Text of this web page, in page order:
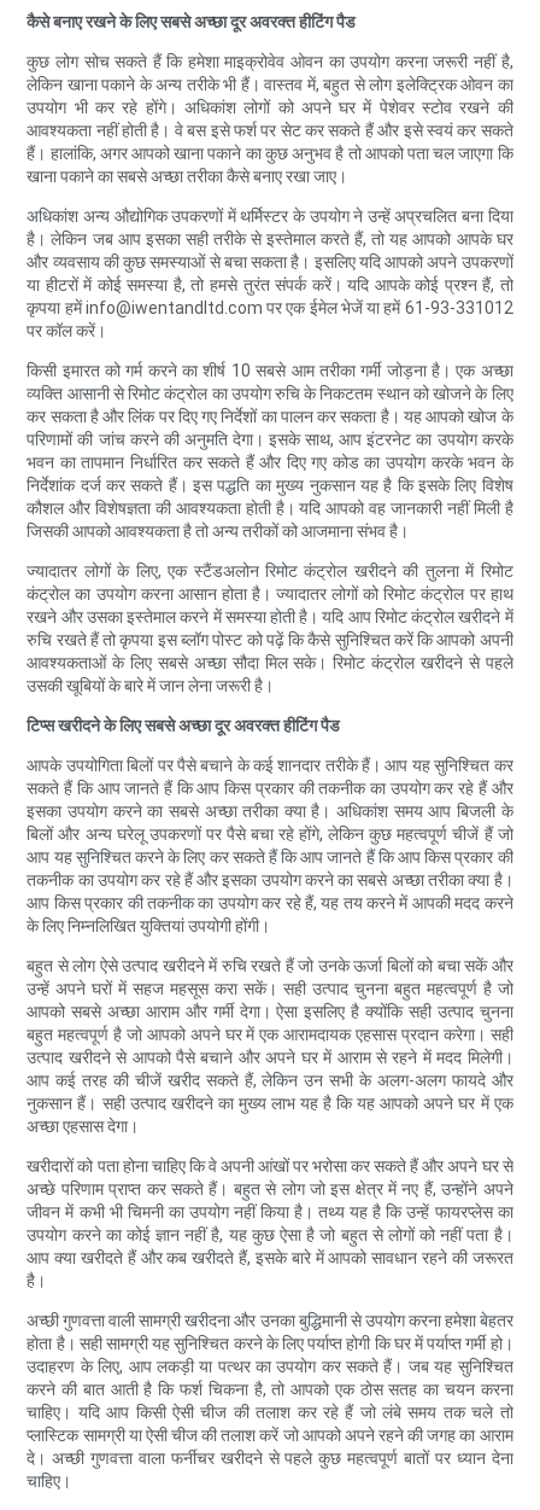
कैसे बनाए रखने के लिए सबसे अच्छा दूर अवरक्त हीटिंग पैड
कुछ लोग सोच सकते हैं कि हमेशा माइक्रोवेव ओवन का उपयोग करना जरूरी नहीं है,
लेकिन खाना पकाने के अन्य तरीके भी हैं। वास्तव में, बहुत से लोग इलेक्ट्रिक ओवन का
उपयोग भी कर रहे होंगे। अधिकांश लोगों को अपने घर में पेशेवर स्टोव रखने की
आवश्यकता नहीं होती है। वे बस इसे फर्श पर सेट कर सकते हैं और इसे स्वयं कर सकते
हैं। हालांकि, अगर आपको खाना पकाने का कुछ अनुभव है तो आपको पता चल जाएगा कि
खाना पकाने का सबसे अच्छा तरीका कैसे बनाए रखा जाए।
अधिकांश अन्य औद्योगिक उपकरणों में थर्मिस्टर के उपयोग ने उन्हें अप्रचलित बना दिया
है। लेकिन जब आप इसका सही तरीके से इस्तेमाल करते हैं, तो यह आपको आपके घर
और व्यवसाय की कुछ समस्याओं से बचा सकता है। इसलिए यदि आपको अपने उपकरणों
या हीटरों में कोई समस्या है, तो हमसे तुरंत संपर्क करें। यदि आपके कोई प्रश्न हैं, तो
कृपया हमें info@iwentandltd.com पर एक ईमेल भेजें या हमें 61-93-331012
पर कॉल करें।
किसी इमारत को गर्म करने का शीर्ष 10 सबसे आम तरीका गर्मी जोड़ना है। एक अच्छा
व्यक्ति आसानी से रिमोट कंट्रोल का उपयोग रुचि के निकटतम स्थान को खोजने के लिए
कर सकता है और लिंक पर दिए गए निर्देशों का पालन कर सकता है। यह आपको खोज के
परिणामों की जांच करने की अनुमति देगा। इसके साथ, आप इंटरनेट का उपयोग करके
भवन का तापमान निर्धारित कर सकते हैं और दिए गए कोड का उपयोग करके भवन के
निर्देशांक दर्ज कर सकते हैं। इस पद्धति का मुख्य नुकसान यह है कि इसके लिए विशेष
कौशल और विशेषज्ञता की आवश्यकता होती है। यदि आपको वह जानकारी नहीं मिली है
जिसकी आपको आवश्यकता है तो अन्य तरीकों को आजमाना संभव है।
ज्यादातर लोगों के लिए, एक स्टैंडअलोन रिमोट कंट्रोल खरीदने की तुलना में रिमोट
कंट्रोल का उपयोग करना आसान होता है। ज्यादातर लोगों को रिमोट कंट्रोल पर हाथ
रखने और उसका इस्तेमाल करने में समस्या होती है। यदि आप रिमोट कंट्रोल खरीदने में
रुचि रखते हैं तो कृपया इस ब्लॉग पोस्ट को पढ़ें कि कैसे सुनिश्चित करें कि आपको अपनी
आवश्यकताओं के लिए सबसे अच्छा सौदा मिल सके। रिमोट कंट्रोल खरीदने से पहले
उसकी खूबियों के बारे में जान लेना जरूरी है।
टिप्स खरीदने के लिए सबसे अच्छा दूर अवरक्त हीटिंग पैड
आपके उपयोगिता बिलों पर पैसे बचाने के कई शानदार तरीके हैं। आप यह सुनिश्चित कर
सकते हैं कि आप जानते हैं कि आप किस प्रकार की तकनीक का उपयोग कर रहे हैं और
इसका उपयोग करने का सबसे अच्छा तरीका क्या है। अधिकांश समय आप बिजली के
बिलों और अन्य घरेलू उपकरणों पर पैसे बचा रहे होंगे, लेकिन कुछ महत्वपूर्ण चीजें हैं जो
आप यह सुनिश्चित करने के लिए कर सकते हैं कि आप जानते हैं कि आप किस प्रकार की
तकनीक का उपयोग कर रहे हैं और इसका उपयोग करने का सबसे अच्छा तरीका क्या है।
आप किस प्रकार की तकनीक का उपयोग कर रहे हैं, यह तय करने में आपकी मदद करने
के लिए निम्नलिखित युक्तियां उपयोगी होंगी।
बहुत से लोग ऐसे उत्पाद खरीदने में रुचि रखते हैं जो उनके ऊर्जा बिलों को बचा सकें और
उन्हें अपने घरों में सहज महसूस करा सकें। सही उत्पाद चुनना बहुत महत्वपूर्ण है जो
आपको सबसे अच्छा आराम और गर्मी देगा। ऐसा इसलिए है क्योंकि सही उत्पाद चुनना
बहुत महत्वपूर्ण है जो आपको अपने घर में एक आरामदायक एहसास प्रदान करेगा। सही
उत्पाद खरीदने से आपको पैसे बचाने और अपने घर में आराम से रहने में मदद मिलेगी।
आप कई तरह की चीजें खरीद सकते हैं, लेकिन उन सभी के अलग-अलग फायदे और
नुकसान हैं। सही उत्पाद खरीदने का मुख्य लाभ यह है कि यह आपको अपने घर में एक
अच्छा एहसास देगा।
खरीदारों को पता होना चाहिए कि वे अपनी आंखों पर भरोसा कर सकते हैं और अपने घर से
अच्छे परिणाम प्राप्त कर सकते हैं। बहुत से लोग जो इस क्षेत्र में नए हैं, उन्होंने अपने
जीवन में कभी भी चिमनी का उपयोग नहीं किया है। तथ्य यह है कि उन्हें फायरप्लेस का
उपयोग करने का कोई ज्ञान नहीं है, यह कुछ ऐसा है जो बहुत से लोगों को नहीं पता है।
आप क्या खरीदते हैं और कब खरीदते हैं, इसके बारे में आपको सावधान रहने की जरूरत
है।
अच्छी गुणवत्ता वाली सामग्री खरीदना और उनका बुद्धिमानी से उपयोग करना हमेशा बेहतर
होता है। सही सामग्री यह सुनिश्चित करने के लिए पर्याप्त होगी कि घर में पर्याप्त गर्मी हो।
उदाहरण के लिए, आप लकड़ी या पत्थर का उपयोग कर सकते हैं। जब यह सुनिश्चित
करने की बात आती है कि फर्श चिकना है, तो आपको एक ठोस सतह का चयन करना
चाहिए। यदि आप किसी ऐसी चीज की तलाश कर रहे हैं जो लंबे समय तक चले तो
प्लास्टिक सामग्री या ऐसी चीज की तलाश करें जो आपको अपने रहने की जगह का आराम
दे। अच्छी गुणवत्ता वाला फर्नीचर खरीदने से पहले कुछ महत्वपूर्ण बातों पर ध्यान देना
चाहिए।